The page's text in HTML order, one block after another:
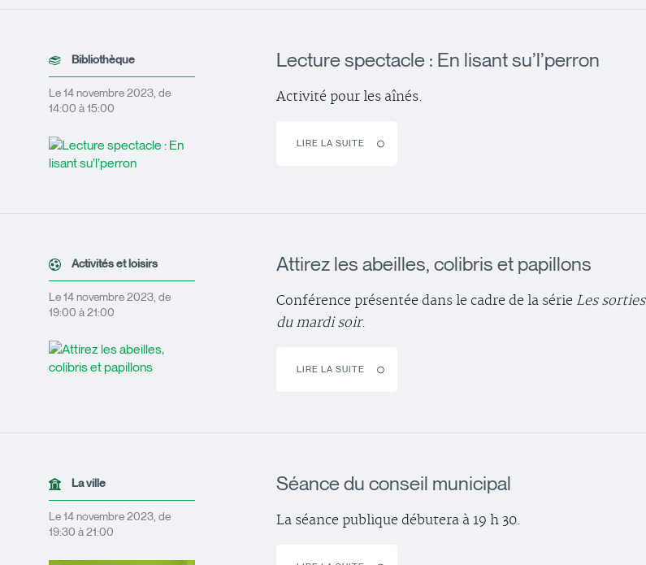
Bibliothèque
Le 14 novembre 2023, de
14:00 à 15:00
Lecture spectacle : En lisant su’l’perron
Activité pour les aînés.
LIRE LA SUITE
Activités et loisirs
Le 14 novembre 2023, de
19:00 à 21:00
Attirez les abeilles, colibris et papillons
Conférence présentée dans le cadre de la série Les sorties
du mardi soir.
LIRE LA SUITE
La ville
Le 14 novembre 2023, de
19:30 à 21:00
Séance du conseil municipal
La séance publique débutera à 19 h 30.